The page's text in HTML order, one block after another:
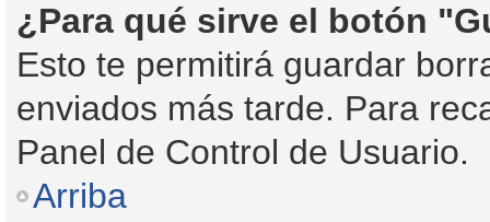
¿Para qué sirve el botón
Esto te permitirá guardar
enviados más tarde. Para
Panel de Control de Usuario.
Arriba